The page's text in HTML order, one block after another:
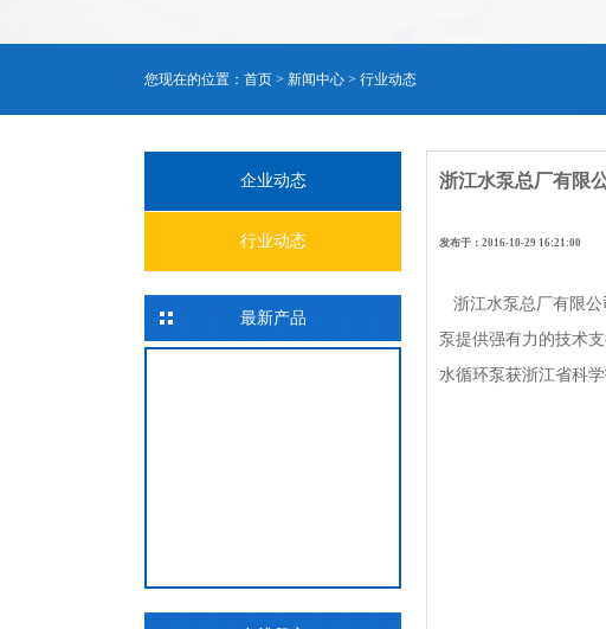
您现在的位置： 首页 > 新闻中心 > 行业动态
企业动态
行业动态
最新产品
浙江水泵总厂有限
发布于：2016-10-29
浙江水泵总厂有限公
泵提供强有力的技术
水循环泵获浙江省科